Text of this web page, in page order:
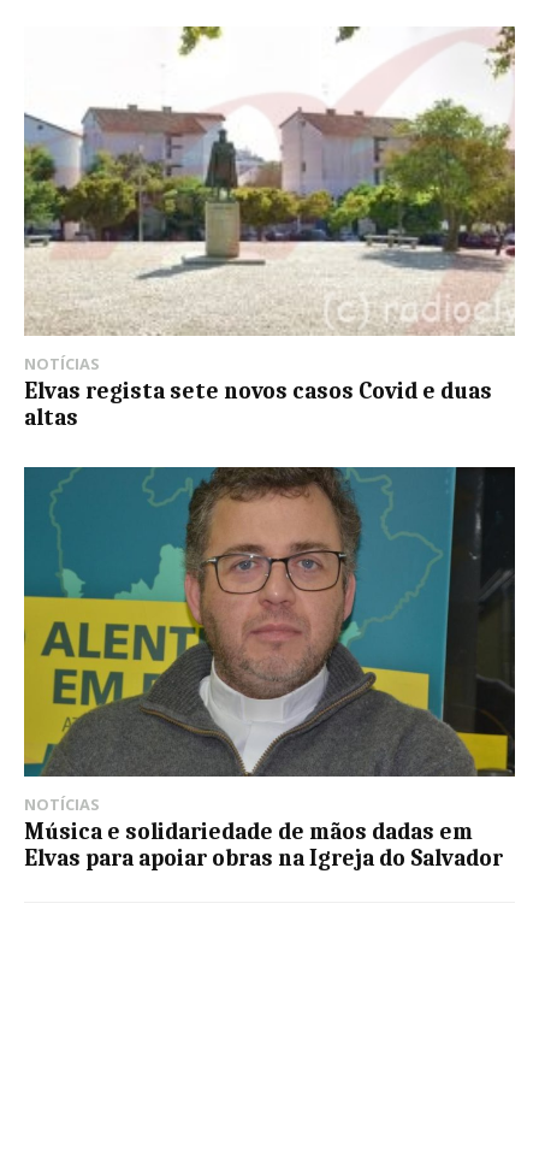
NOTÍCIAS
Elvas regista sete novos casos Covid e duas
altas
NOTÍCIAS
Música e solidariedade de mãos dadas em
Elvas para apoiar obras na Igreja do Salvador